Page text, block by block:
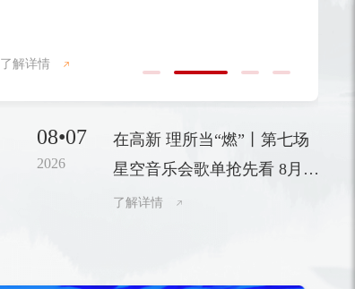
管委会主任常绪扩出席会议并讲话。济南高新
工作部部长许盈盈宣读了《关于表彰济南高新
区优秀共产党员、优秀党务工作者和先进基层
党组织的决定》，与会领导为受表彰代表颁
了解详情
08•07
2026
在高新 理所当“燃”丨第七场
星空音乐会歌单抢先看 8月8
日浪漫开唱
了解详情